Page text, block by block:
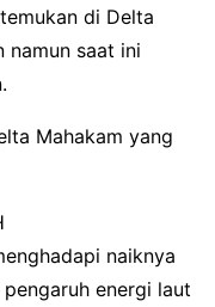
di Delta
namun saat ini
Mahakam yang
naiknya
energi laut